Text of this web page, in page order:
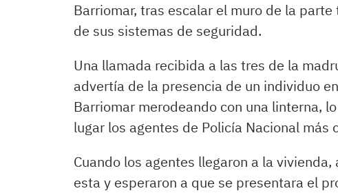
Barriomar, tras escalar el muro de la
de sus sistemas de seguridad.
Una llamada recibida a las tres de la
advertía de la presencia de un individuo
Barriomar merodeando con una linterna,
lugar los agentes de Policía Nacional más
Cuando los agentes llegaron a la
esta y esperaron a que se presentara el